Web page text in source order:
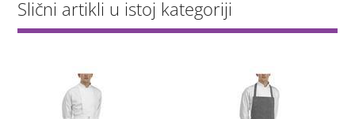
Slični artikli u istoj kategoriji